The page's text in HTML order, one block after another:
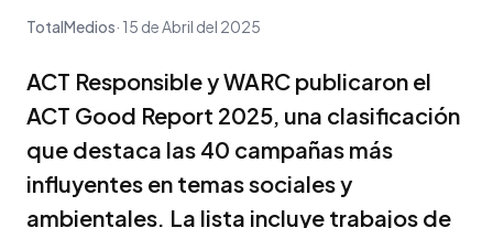
TotalMedios 15 de Abril del 2025
ACT Responsible y WARC publicaron el
ACT Good Report 2025, una clasificación
que destaca las 40 campañas más
influyentes en temas sociales y
ambientales. La lista incluye trabajos de